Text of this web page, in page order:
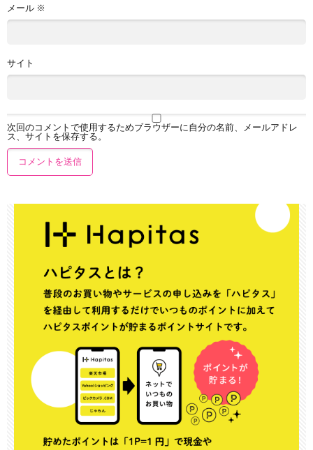
メール ※
サイト
次回のコメントで使用するためブラウザーに自分の名前、メールアドレ
ス、サイトを保存する。